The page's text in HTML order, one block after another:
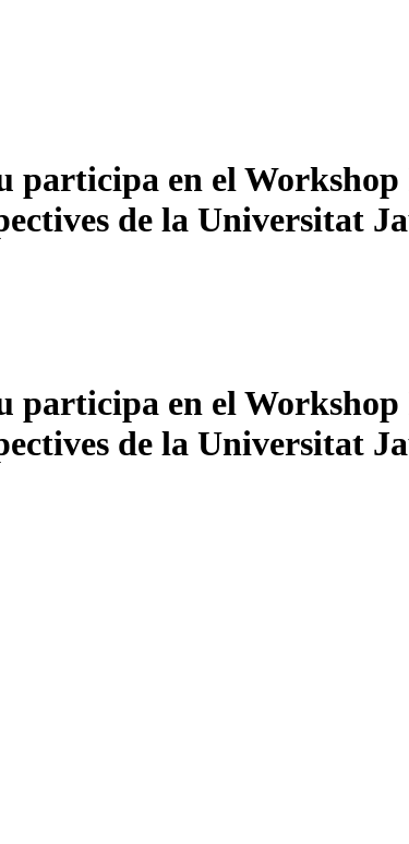
participa en el
de la Universitat
participa en el
de la Universitat